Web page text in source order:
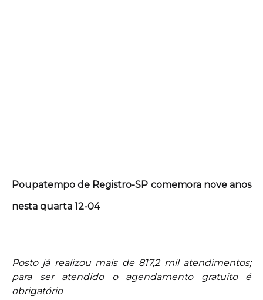
Poupatempo de Registro-SP comemora nove anos
nesta quarta 12-04
Posto já realizou mais de 817,2 mil atendimentos;
para ser atendido o agendamento gratuito é
obrigatório